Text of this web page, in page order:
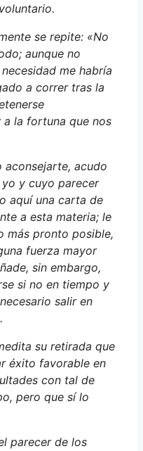
se repite: «No
aunque no
me habría
a correr tras la
la fortuna que nos
aconsejarte, acudo
y cuyo parecer
aquí una carta de
a esta materia; le
más pronto posible,
fuerza mayor
sin embargo,
si no en tiempo y
salir en
su retirada que
éxito favorable en
con tal de
pero que sí lo
parecer de los